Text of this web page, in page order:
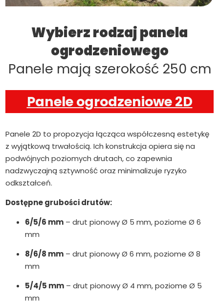
Wybierz rodzaj panela
ogrodzeniowego
Panele mają szerokość 250 cm
Panele ogrodzeniowe 2D
Panele 2D to propozycja łącząca współczesną estetykę
z wyjątkową trwałością. Ich konstrukcja opiera się na
podwójnych poziomych drutach, co zapewnia
nadzwyczajną sztywność oraz minimalizuje ryzyko
odkształceń.
Dostępne grubości drutów:
6/5/6 mm – drut pionowy Ø 5 mm, poziome Ø 6
mm
8/6/8 mm – drut pionowy Ø 6 mm, poziome Ø 8
mm
5/4/5 mm – drut pionowy Ø 4 mm, poziome Ø 5
mm